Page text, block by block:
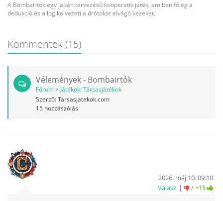
A Bombairtók egy japán tervezésű kooperatív játék, amiben főleg a
dedukció és a logika vezeti a drótokat elvágó kezeket.
Kommentek(15)
Vélemények - Bombairtók
Fórum> Játékok: Társasjátékok
Szerző:Tarsasjatekok.com
15 hozzászólás
2026. máj 10. 09:10
Válasz
/+15